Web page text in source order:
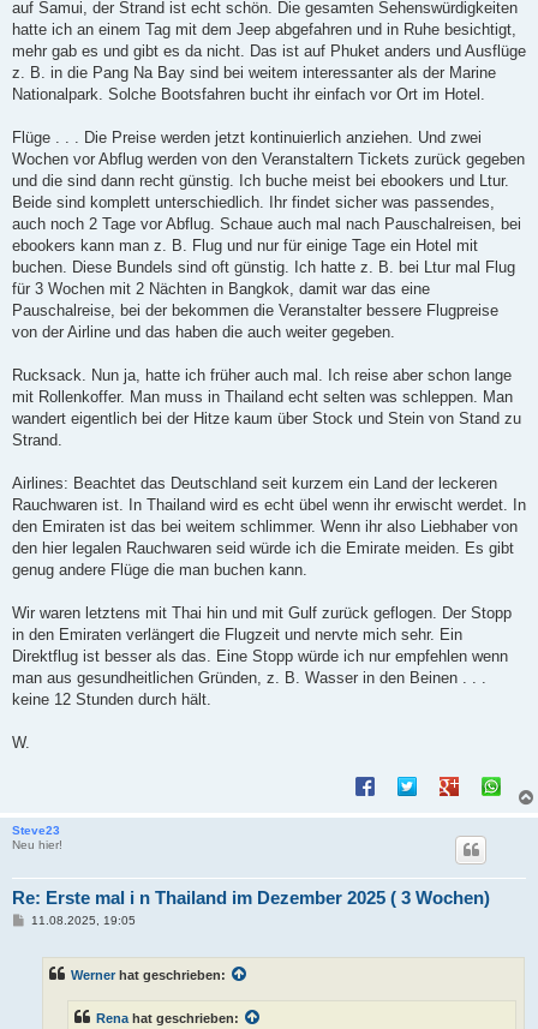
auf Samui, der Strand ist echt schön. Die gesamten Sehenswürdigkeiten
hatte ich an einem Tag mit dem Jeep abgefahren und in Ruhe besichtigt,
mehr gab es und gibt es da nicht. Das ist auf Phuket anders und Ausflüge
z. B. in die Pang Na Bay sind bei weitem interessanter als der Marine
Nationalpark. Solche Bootsfahren bucht ihr einfach vor Ort im Hotel.
Flüge . . . Die Preise werden jetzt kontinuierlich anziehen. Und zwei
Wochen vor Abflug werden von den Veranstaltern Tickets zurück gegeben
und die sind dann recht günstig. Ich buche meist bei ebookers und Ltur.
Beide sind komplett unterschiedlich. Ihr findet sicher was passendes,
auch noch 2 Tage vor Abflug. Schaue auch mal nach Pauschalreisen, bei
ebookers kann man z. B. Flug und nur für einige Tage ein Hotel mit
buchen. Diese Bundels sind oft günstig. Ich hatte z. B. bei Ltur mal Flug
für 3 Wochen mit 2 Nächten in Bangkok, damit war das eine
Pauschalreise, bei der bekommen die Veranstalter bessere Flugpreise
von der Airline und das haben die auch weiter gegeben.
Rucksack. Nun ja, hatte ich früher auch mal. Ich reise aber schon lange
mit Rollenkoffer. Man muss in Thailand echt selten was schleppen. Man
wandert eigentlich bei der Hitze kaum über Stock und Stein von Stand zu
Strand.
Airlines: Beachtet das Deutschland seit kurzem ein Land der leckeren
Rauchwaren ist. In Thailand wird es echt übel wenn ihr erwischt werdet. In
den Emiraten ist das bei weitem schlimmer. Wenn ihr also Liebhaber von
den hier legalen Rauchwaren seid würde ich die Emirate meiden. Es gibt
genug andere Flüge die man buchen kann.
Wir waren letztens mit Thai hin und mit Gulf zurück geflogen. Der Stopp
in den Emiraten verlängert die Flugzeit und nervte mich sehr. Ein
Direktflug ist besser als das. Eine Stopp würde ich nur empfehlen wenn
man aus gesundheitlichen Gründen, z. B. Wasser in den Beinen . . .
keine 12 Stunden durch hält.
W.
Steve23
Neu hier!
Re: Erste mal i n Thailand im Dezember 2025 ( 3 Wochen)
B11.08.2025, 19:05
Werner hat geschrieben:
Rena hat geschrieben: